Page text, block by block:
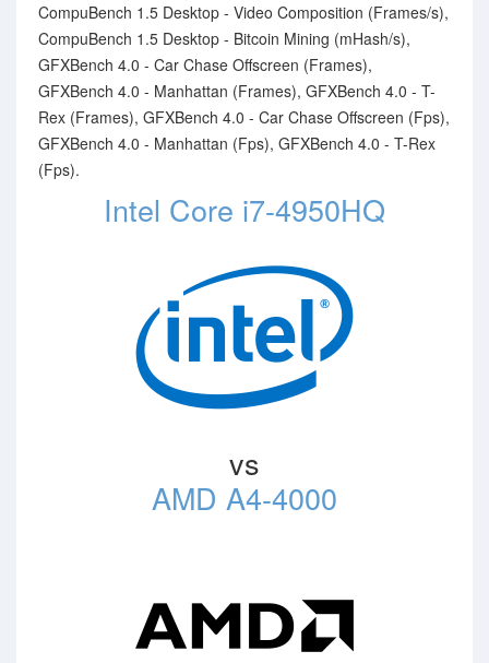
CompuBench 1.5 Desktop - Video Composition (Frames/s),
CompuBench 1.5 Desktop - Bitcoin Mining (mHash/s),
GFXBench 4.0 - Car Chase Offscreen (Frames),
GFXBench 4.0 - Manhattan (Frames), GFXBench 4.0 - T-
Rex (Frames), GFXBench 4.0 - Car Chase Offscreen (Fps),
GFXBench 4.0 - Manhattan (Fps), GFXBench 4.0 - T-Rex
(Fps).
Intel Core i7-4950HQ
vs
AMD A4-4000